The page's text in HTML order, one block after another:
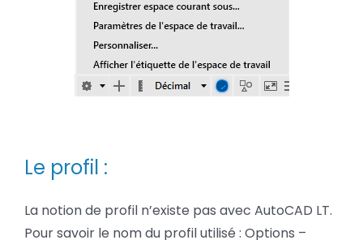
Le profil :
La notion de profil n’existe pas avec AutoCAD LT.
Pour savoir le nom du profil utilisé : Options –